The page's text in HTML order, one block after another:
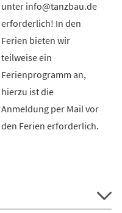
unter info@tanzbau.de
erforderlich! In den
Ferien bieten wir
teilweise ein
Ferienprogramm an,
hierzu ist die
Anmeldung per Mail vor
den Ferien erforderlich.